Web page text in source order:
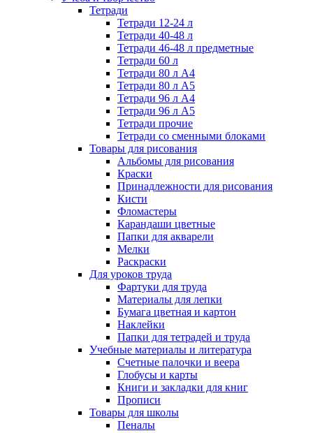
Тетради
Тетради 12-24 л
Тетради 40-48 л
Тетради 46-48 л предметные
Тетради 60 л
Тетради 80 л А4
Тетради 80 л А5
Тетради 96 л А4
Тетради 96 л А5
Тетради прочие
Тетради со сменными блоками
Товары для рисования
Альбомы для рисования
Краски
Принадлежности для рисования
Кисти
Фломастеры
Карандаши цветные
Папки для акварели
Мелки
Раскраски
Для уроков труда
Фартуки для труда
Материалы для лепки
Бумага цветная и картон
Наклейки
Папки для тетрадей и труда
Учебные материалы и литература
Счетные палочки и веера
Глобусы и карты
Книги и закладки для книг
Прописи
Товары для школы
Пеналы